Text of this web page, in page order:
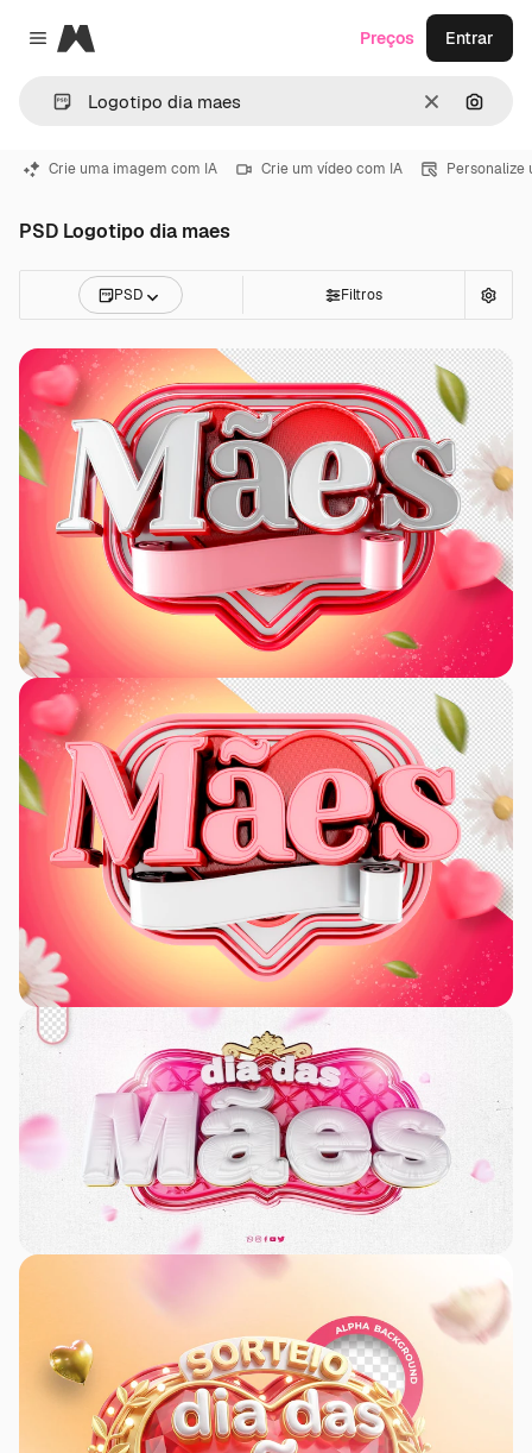
Close menu
Magnific
Limpar
Preços Entrar
Crie uma imagem com IA Crie um vídeo com IA Personalize
PSD Logotipo dia maes
PSD Filtros